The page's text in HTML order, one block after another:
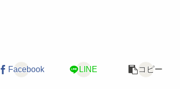
Facebook LINE コピー